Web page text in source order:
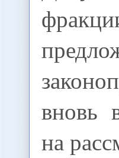
вновь
на